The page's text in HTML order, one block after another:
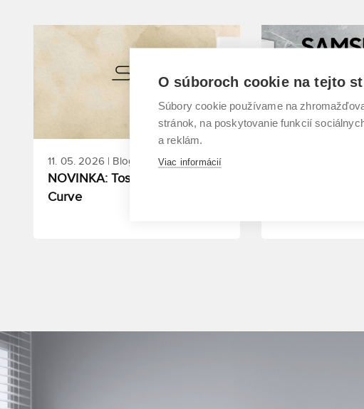
11. 05. 2026 | Blog
NOVINKA: Toshiba SHORAI
Curve
O súboroch cookie na tejto
Súbory cookie používame na
stránok, na poskytovanie funkcií
a reklám.
Viac informácií